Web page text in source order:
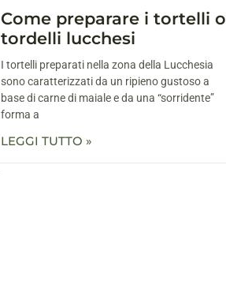
Come preparare i tortelli o
tordelli lucchesi
I tortelli preparati nella zona della Lucchesia
sono caratterizzati da un ripieno gustoso a
base di carne di maiale e da una “sorridente”
forma a
LEGGI TUTTO »